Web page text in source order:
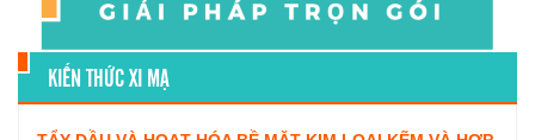
KIẾN THỨC XI MẠ